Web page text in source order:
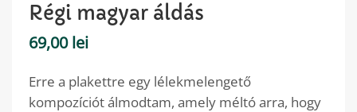
Régi magyar áldás
69,00lei
Erre a plakettre egy lélekmelengető
kompozíciót álmodtam, amely méltó arra, hogy